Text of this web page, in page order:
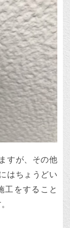
すが、その他
はちょうどい
工をすること